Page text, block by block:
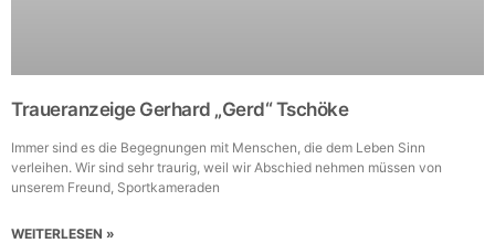
Traueranzeige Gerhard „Gerd“ Tschöke
Immer sind es die Begegnungen mit Menschen, die dem Leben Sinn
verleihen. Wir sind sehr traurig, weil wir Abschied nehmen müssen von
unserem Freund, Sportkameraden
WEITERLESEN »